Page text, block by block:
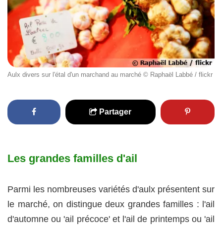
Aulx divers sur l'étal d'un marchand au marché © Raphaël Labbé / flickr
Partager
Les grandes familles d'ail
Parmi les nombreuses variétés d'aulx présentent sur
le marché, on distingue deux grandes familles : l'ail
d'automne ou 'ail précoce' et l'ail de printemps ou 'ail